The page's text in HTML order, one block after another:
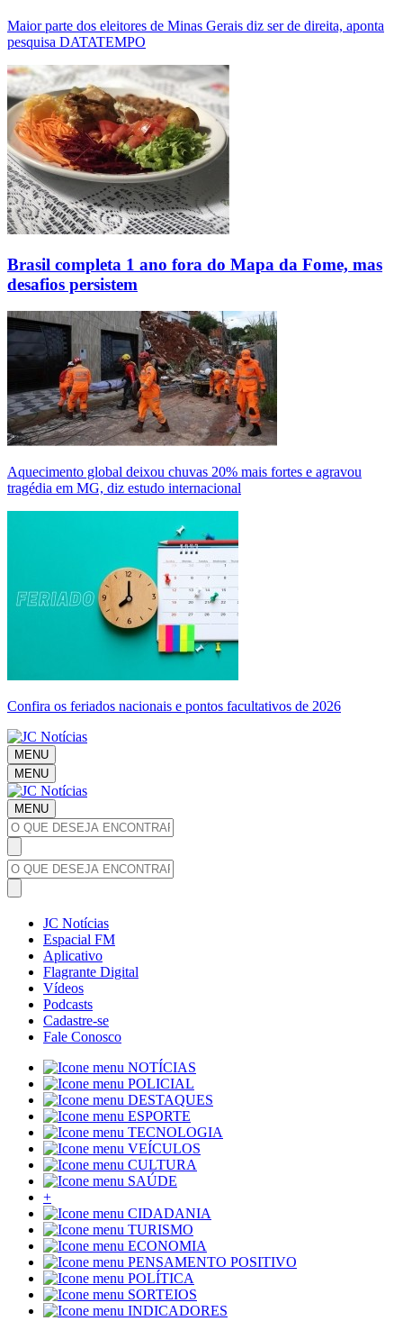
Maior parte dos eleitores de Minas Gerais diz ser de direita, aponta
pesquisa DATATEMPO
Brasil completa 1 ano fora do Mapa da Fome, mas
desafios persistem
Aquecimento global deixou chuvas 20% mais fortes e agravou
tragédia em MG, diz estudo internacional
Confira os feriados nacionais e pontos facultativos de 2026
MENU
MENU
MENU
JC Notícias
Espacial FM
Aplicativo
Flagrante Digital
Vídeos
Podcasts
Cadastre-se
Fale Conosco
NOTÍCIAS
POLICIAL
DESTAQUES
ESPORTE
TECNOLOGIA
VEÍCULOS
CULTURA
SAÚDE
+
CIDADANIA
TURISMO
ECONOMIA
PENSAMENTO POSITIVO
POLÍTICA
SORTEIOS
INDICADORES